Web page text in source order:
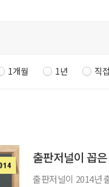
1개월 1년 직
출판저널이 꼽
출판저널이 2014년